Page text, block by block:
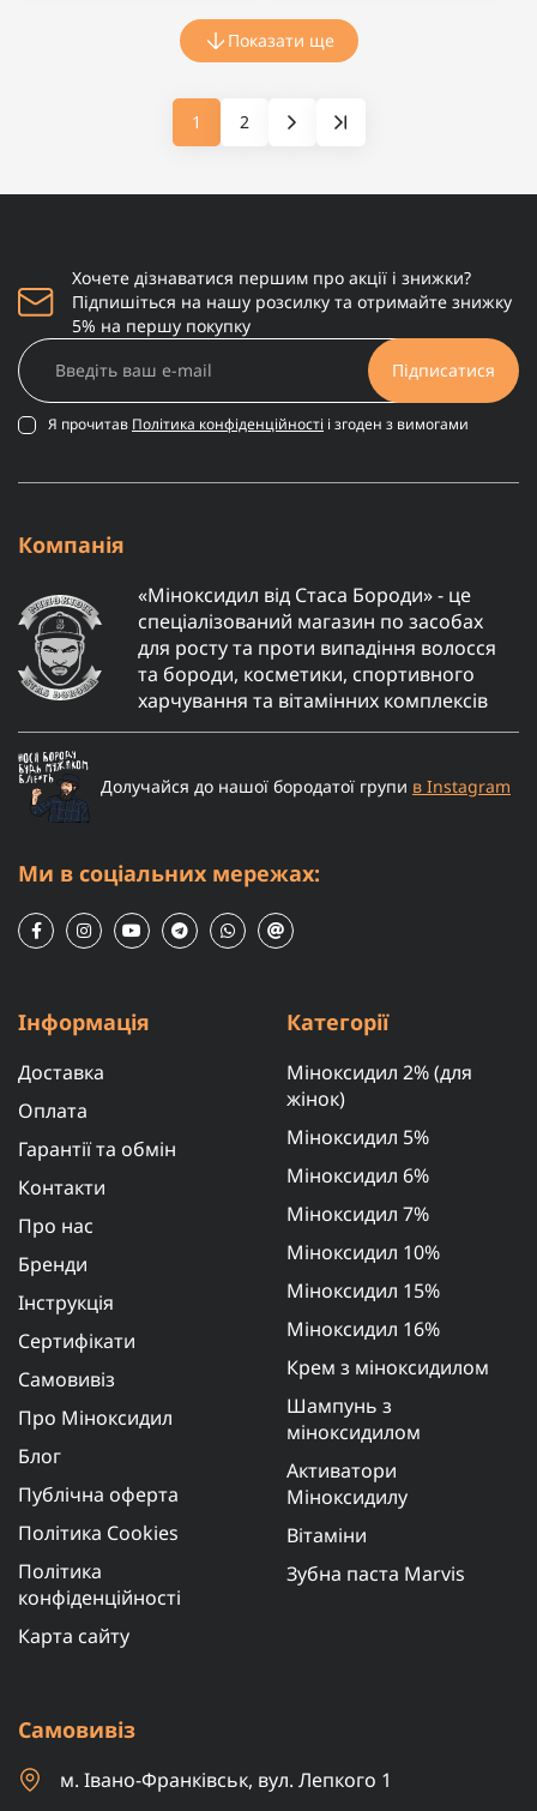
Показати ще
1 2
Хочете дізнаватися першим про акції і знижки?
Підпишіться на нашу розсилку та отримайте знижку
5% на першу покупку
Підписатися
Я прочитав Політика конфіденційності і згоден з вимогами
Компанія
«Міноксидил від Стаса Бороди» - це
спеціалізований магазин по засобах
для росту та проти випадіння волосся
та бороди, косметики, спортивного
харчування та вітамінних комплексів
Долучайся до нашої бородатої групи в Instagram
Ми в соціальних мережах:
Інформація
Доставка
Оплата
Гарантії та обмін
Контакти
Про нас
Бренди
Інструкція
Сертифікати
Самовивіз
Про Міноксидил
Блог
Публічна оферта
Політика Cookies
Політика
конфіденційності
Карта сайту
Категорії
Міноксидил 2% (для
жінок)
Міноксидил 5%
Міноксидил 6%
Міноксидил 7%
Міноксидил 10%
Міноксидил 15%
Міноксидил 16%
Крем з міноксидилом
Шампунь з
міноксидилом
Активатори
Міноксидилу
Вітаміни
Зубна паста Marvis
Самовивіз
м. Івано-Франківськ, вул. Лепкого 1